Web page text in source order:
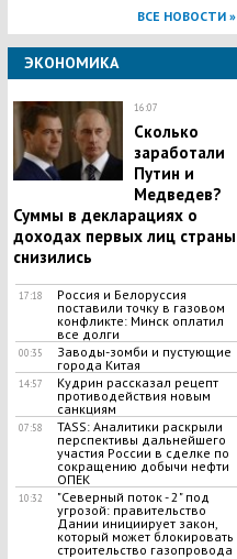
ВСЕ НОВОСТИ »
ЭКОНОМИКА
16:07
Сколько
заработали
Путин и
Медведев?
Суммы в декларациях о
доходах первых лиц страны
снизились
17:18
Россия и Белоруссия
поставили точку в газовом
конфликте: Минск оплатил
все долги
00:35
Заводы-зомби и пустующие
города Китая
14:57
Кудрин рассказал рецепт
противодействия новым
санкциям
07:58
TASS: Аналитики раскрыли
перспективы дальнейшего
участия России в сделке по
сокращению добычи нефти
ОПЕК
10:32
"Северный поток - 2" под
угрозой: правительство
Дании инициирует закон,
который может блокировать
строительство газопровода